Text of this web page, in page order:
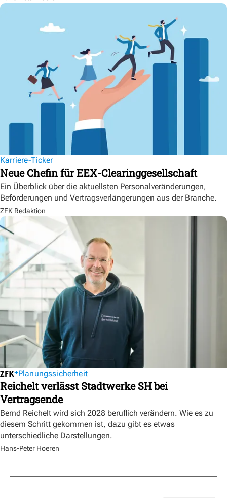
Karriere-Ticker
Neue Chefin für EEX-Clearinggesellschaft
Ein Überblick über die aktuellsten Personalveränderungen,
Beförderungen und Vertragsverlängerungen aus der Branche.
ZFK Redaktion
Planungssicherheit
Reichelt verlässt Stadtwerke SH bei
Vertragsende
Bernd Reichelt wird sich 2028 beruflich verändern. Wie es zu
diesem Schritt gekommen ist, dazu gibt es etwas
unterschiedliche Darstellungen.
Hans-Peter Hoeren